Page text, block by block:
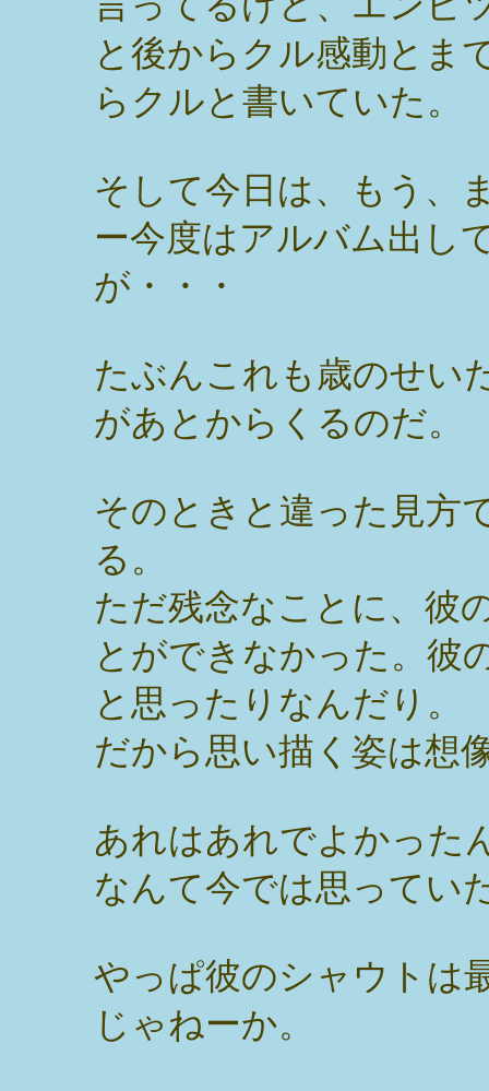
と後からクル感動とま
らクルと書いていた。
そして今日は、もう、
ー今度はアルバム出し
が・・・
たぶんこれも歳のせい
があとからくるのだ。
そのときと違った見方
る。
ただ残念なことに、彼
とができなかった。彼
と思ったりなんだり。
だから思い描く姿は想
あれはあれでよかった
なんて今では思ってい
やっぱ彼のシャウトは
じゃねーか。